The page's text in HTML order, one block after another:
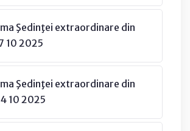
Şedinţei extraordinare din
10 2025
Şedinţei extraordinare din
10 2025